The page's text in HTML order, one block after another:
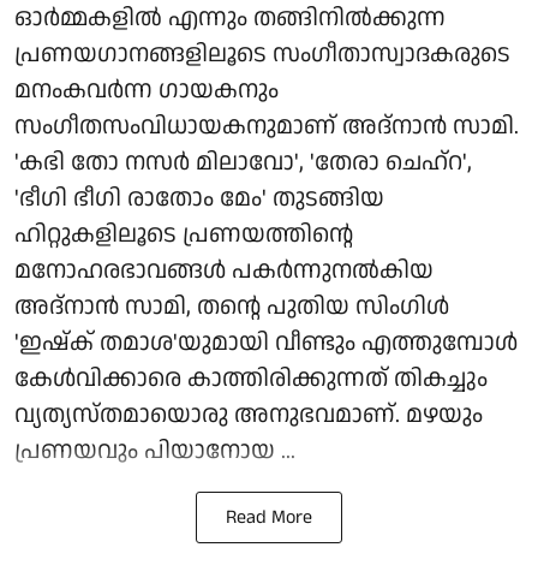
ഓർമ്മകളിൽ എന്നും തങ്ങിനിൽക്കുന്ന
പ്രണയഗാനങ്ങളിലൂടെ സംഗീതാസ്വാദകരുടെ
മനംകവർന്ന ഗായകനും
സംഗീതസംവിധായകനുമാണ് അദ്നാൻ സാമി.
'കഭി തോ നസർ മിലാവോ', 'തേരാ ചെഹ്റ',
'ഭീഗി ഭീഗി രാതോം മേം' തുടങ്ങിയ
ഹിറ്റുകളിലൂടെ പ്രണയത്തിന്റെ
മനോഹരഭാവങ്ങൾ പകർന്നുനൽകിയ
അദ്നാൻ സാമി, തന്റെ പുതിയ സിംഗിൾ
'ഇഷ്ക് തമാശ'യുമായി വീണ്ടും എത്തുമ്പോൾ
കേൾവിക്കാരെ കാത്തിരിക്കുന്നത് തികച്ചും
വ്യത്യസ്തമായൊരു അനുഭവമാണ്. മഴയും
പ്രണയവും പിയാനോയ ...
Read More